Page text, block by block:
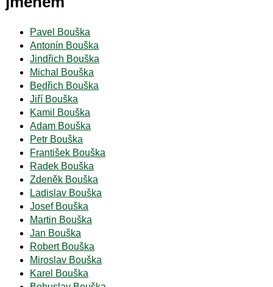
Pavel Bouška
Antonín Bouška
Jindřich Bouška
Michal Bouška
Bedřich Bouška
Jiří Bouška
Kamil Bouška
Adam Bouška
Petr Bouška
František Bouška
Radek Bouška
Zdeněk Bouška
Ladislav Bouška
Josef Bouška
Martin Bouška
Jan Bouška
Robert Bouška
Miroslav Bouška
Karel Bouška